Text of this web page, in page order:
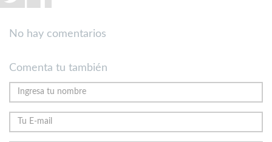
No hay comentarios
Comenta tu también